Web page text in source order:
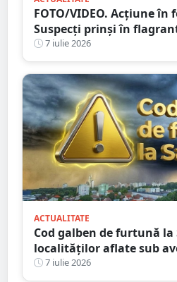
FOTO/VIDEO. Acțiune în
Suspecți prinși în
suspecte de droguri
7 iulie 2026
ACTUALITATE
Cod galben de furtună la
localităților aflate sub
7 iulie 2026